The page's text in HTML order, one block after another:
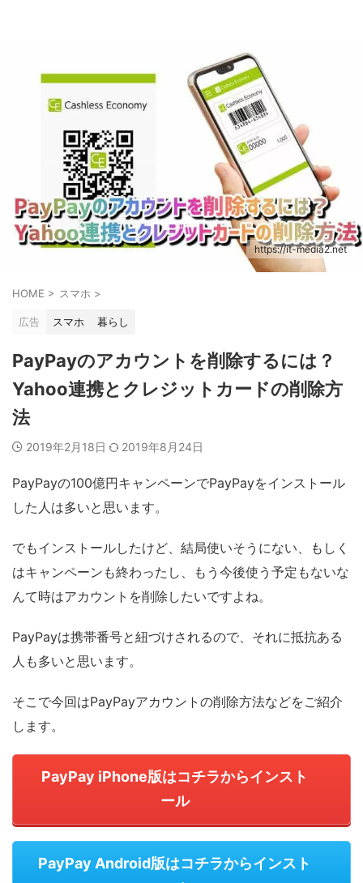
https://it-media2.net
HOME > スマホ >
広告 スマホ 暮らし
PayPayのアカウントを削除するには？
Yahoo連携とクレジットカードの削除方
法
2019年2月18日 2019年8月24日
PayPayの100億円キャンペーンでPayPayをインストール
した人は多いと思います。
でもインストールしたけど、結局使いそうにない、もしく
はキャンペーンも終わったし、もう今後使う予定もないな
んて時はアカウントを削除したいですよね。
PayPayは携帯番号と紐づけされるので、それに抵抗ある
人も多いと思います。
そこで今回はPayPayアカウントの削除方法などをご紹介
します。
PayPay iPhone版はコチラからインスト
ール
PayPay Android版はコチラからインスト